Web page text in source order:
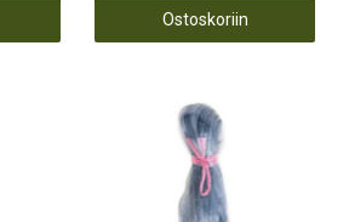
Ostoskoriin